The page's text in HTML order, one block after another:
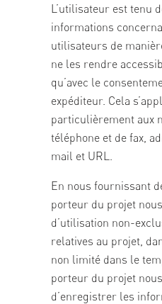
L’utilisateur est tenu
informations
utilisateurs de
ne les rendre
qu’avec le
expéditeur. Cela
particulièrement aux
téléphone et de fax,
mail et URL.
En nous fournissant
porteur du projet
d’utilisation non-
relatives au projet,
non limité dans le
porteur du projet
d’enregistrer les